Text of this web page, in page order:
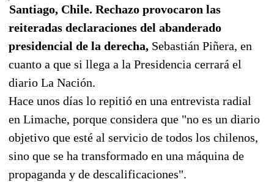
Santiago, Chile. Rechazo provocaron las
reiteradas declaraciones del abanderado
presidencial de la derecha, Sebastián Piñera, en
cuanto a que si llega a la Presidencia cerrará el
diario La Nación.
Hace unos días lo repitió en una entrevista radial
en Limache, porque considera que "no es un diario
objetivo que esté al servicio de todos los chilenos,
sino que se ha transformado en una máquina de
propaganda y de descalificaciones".